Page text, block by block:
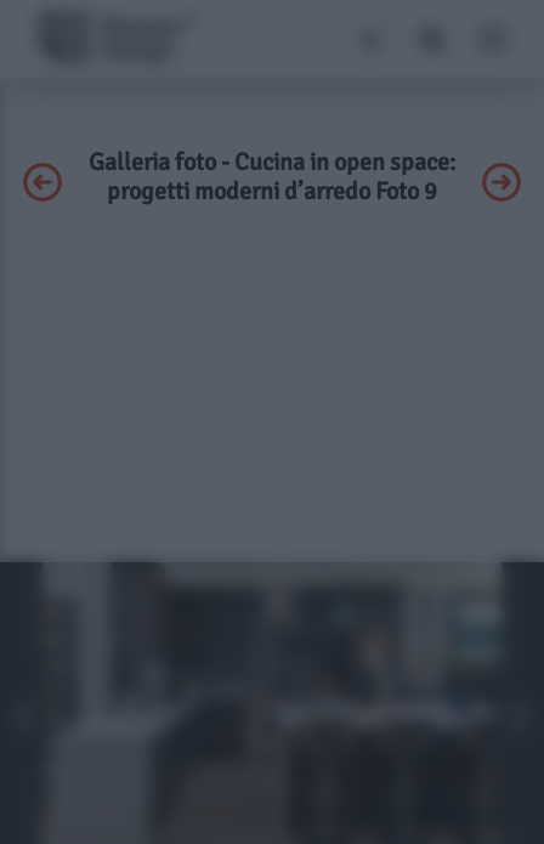
Galleria foto - Cucina in open space:
progetti moderni d’arredo Foto 9